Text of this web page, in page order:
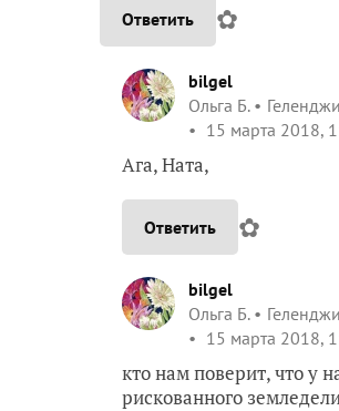
Ответить ✿
bilgel
Ольга Б.
15 марта 2018,
Ага, Ната,
Ответить ✿
bilgel
Ольга Б.
15 марта 2018,
кто нам поверит, что у
рискованного